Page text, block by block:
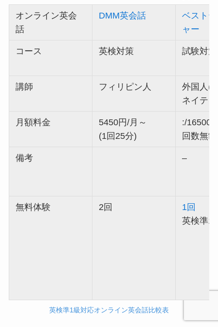
オンライン英会
話
DMM英会話
ベスト
ャー
コース 英検対策 試験対
講師 フィリピン人
外国人(
ネイテ
月額料金
5450円/月～
(1回25分)
:/16500
回数無
備考 –
無料体験 2回
1回
英検準1
英検準1級対応オンライン英会話比較表